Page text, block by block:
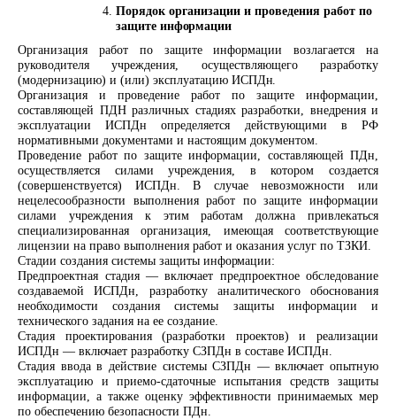
Порядок организации и проведения работ по
защите информации
Организация работ по защите информации возлагается на
руководителя учреждения, осуществляющего разработку
(модернизацию) и (или) эксплуатациюИСПДн.
Организация и проведение работ по защите информации,
составляющей ПДН различных стадиях разработки, внедрения и
эксплуатации ИСПДн определяется действующими в РФ
нормативными документами и настоящим документом.
Проведение работ по защите информации, составляющей ПДн,
осуществляется силами учреждения, в котором создается
(совершенствуется) ИСПДн. В случае невозможности или
нецелесообразности выполнения работ по защите информации
силами учреждения к этим работам должна привлекаться
специализированная организация, имеющая соответствующие
лицензии на право выполнения работ и оказания услуг по ТЗКИ.
Стадии создания системы защитыинформации:
Предпроектная стадия — включает предпроектное обследование
создаваемой ИСПДн, разработку аналитического обоснования
необходимости создания системы защиты информации и
технического задания на ее создание.
Стадия проектирования (разработки проектов) и реализации
ИСПДн — включает разработку СЗПДн в составе ИСПДн.
Стадия ввода в действие системы СЗПДн — включает опытную
эксплуатацию и приемо-сдаточные испытания средств защиты
информации, а также оценку эффективности принимаемых мер
по обеспечению безопасности ПДн.